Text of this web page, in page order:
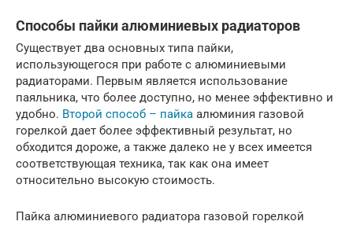
Способы пайки алюминиевых радиаторов
Существует два основных типа пайки,
использующегося при работе с алюминиевыми
радиаторами. Первым является использование
паяльника, что более доступно, но менее эффективно и
удобно. Второй способ – пайка алюминия газовой
горелкой дает более эффективный результат, но
обходится дороже, а также далеко не у всех имеется
соответствующая техника, так как она имеет
относительно высокую стоимость.
Пайка алюминиевого радиатора газовой горелкой